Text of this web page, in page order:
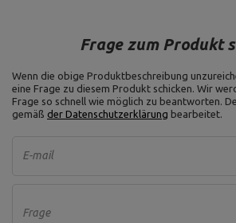
Frage zum Produkt
Wenn die obige Produktbeschreibung
eine Frage zu diesem Produkt schicken. Wir
Frage so schnell wie möglich zu beantworten.
gemäß der Datenschutzerklärung bearbeitet.
E-mail
Frage